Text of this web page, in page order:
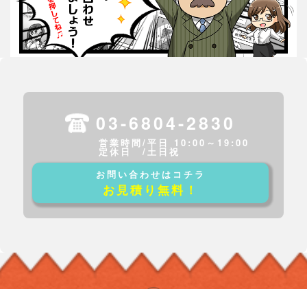
03-6804-2830
営業時間/平日 10:00～19:00
定休日 /土日祝
お問い合わせはコチラ
お見積り無料！